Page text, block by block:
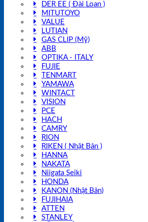
DER EE ( Đài Loan )
MITUTOYO
VALUE
LUTIAN
GAS CLIP (Mỹ)
ABB
OPTIKA - ITALY
FUJIE
TENMART
YAMAWA
WINTACT
VISION
PCE
HACH
CAMRY
RION
RIKEN ( Nhật Bản )
HANNA
NAKATA
Niigata Seiki
HONDA
KANON (Nhật Bản)
FUJIHAIA
ATTEN
STANLEY